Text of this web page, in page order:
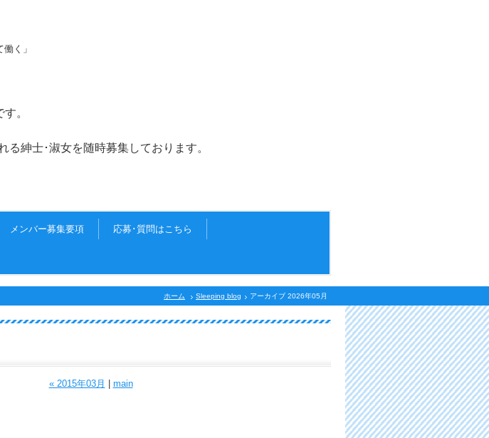
く」
。
淑女を随時募集しております。
メンバー募集要項 応募･質問はこちら
ホーム Sleeping blog アーカイブ 2026年05月
« 2015年03月 main